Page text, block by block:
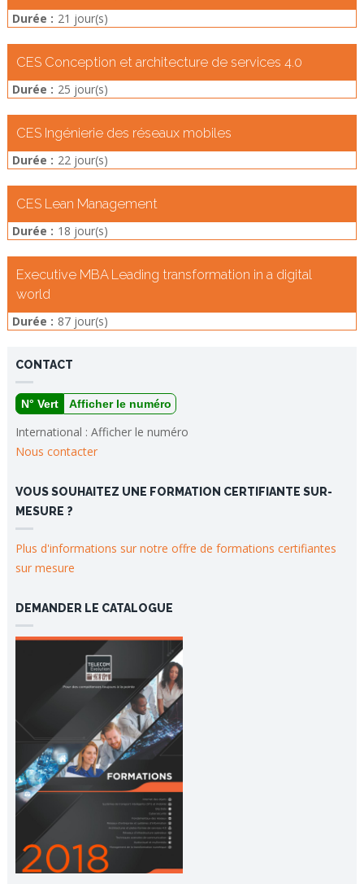
Durée : 21 jour(s)
CES Conception et architecture de services 4.0
Durée : 25 jour(s)
CES Ingénierie des réseaux mobiles
Durée : 22 jour(s)
CES Lean Management
Durée : 18 jour(s)
Executive MBA Leading transformation in a digital
world
Durée : 87 jour(s)
CONTACT
N° Vert Afficher le numéro
International : Afficher le numéro
Nous contacter
VOUS SOUHAITEZ UNE FORMATION CERTIFIANTE SUR-
MESURE ?
Plus d'informations sur notre offre de formations certifiantes
sur mesure
DEMANDER LE CATALOGUE